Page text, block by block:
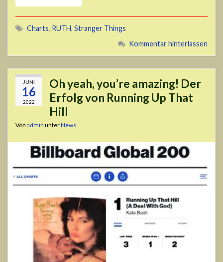
Charts, RUTH, Stranger Things
Kommentar hinterlassen
JUNI
16
2022
Oh yeah, you’re amazing! Der
Erfolg von Running Up That
Hill
Von admin unterNews